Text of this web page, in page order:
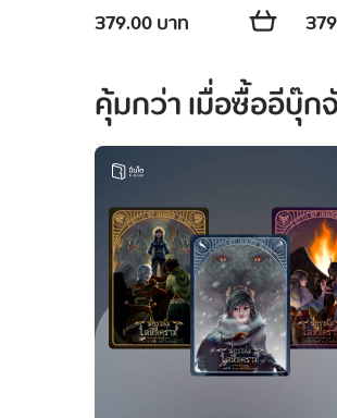
379.00 บาท
คุ้มกว่า เมื่อซื้ออีบุ๊